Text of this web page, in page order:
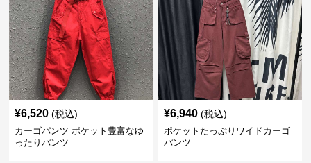
¥6,520 (税込)
カーゴパンツ ポケット豊富なゆ
ったりパンツ
¥6,940 (税込)
ポケットたっぷりワイドカーゴ
パンツ